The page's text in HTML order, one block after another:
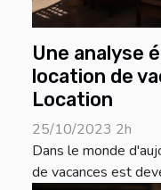
Une analyse
location de
Location
25/10/2023 2h
Dans le monde
de vacances est